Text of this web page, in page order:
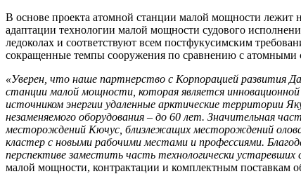
В основе проекта атомной станции малой мощности лежит
адаптации технологии малой мощности судового
ледоколах и соответствуют всем постфукусимским
сокращенные темпы сооружения по сравнению с
«Уверен, что наше партнерство с Корпорацией развития
станции малой мощности, которая является
источником энергии удаленные арктические территории
незаменяемого оборудования – до 60 лет. Значительная
месторождений Кючус, близлежащих месторождений
кластер с новыми рабочими местами и профессиями.
перспективе заместить часть технологически
малой мощности, контрактации и комплектным поставкам